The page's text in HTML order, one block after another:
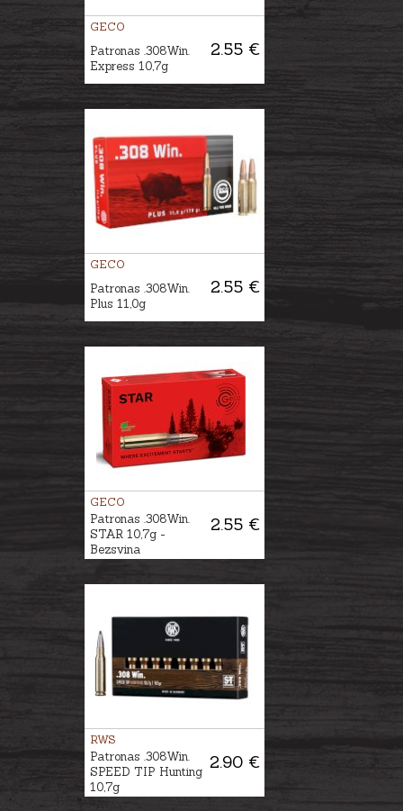
GECO
2.55 €
Patronas .308Win.
Express 10,7g
GECO
2.55 €
Patronas .308Win.
Plus 11,0g
GECO
2.55 €
Patronas .308Win.
STAR 10,7g -
Bezsvina
RWS
2.90 €
Patronas .308Win.
SPEED TIP Hunting
10,7g